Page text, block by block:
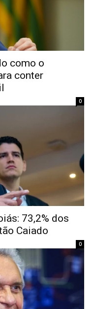
como o
conter
0
73,2% dos
Caiado
0